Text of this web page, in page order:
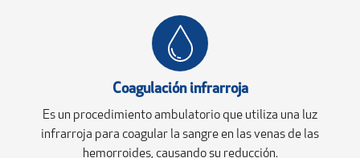
Coagulación infrarroja
Es un procedimiento ambulatorio que utiliza una luz
infrarroja para coagular la sangre en las venas de las
hemorroides, causando su reducción.